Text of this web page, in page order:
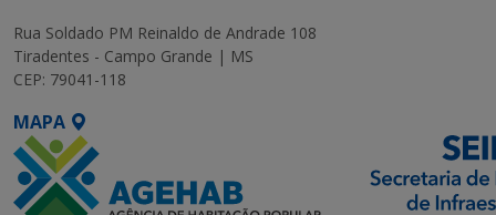
Rua Soldado PM Reinaldo de Andrade 108
Tiradentes - Campo Grande | MS
CEP: 79041-118
MAPA